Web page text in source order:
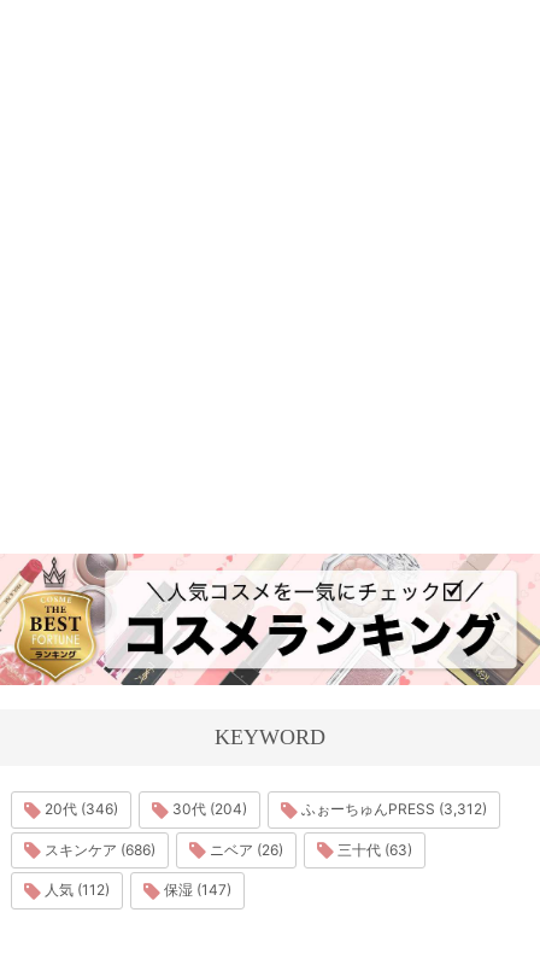
KEYWORD
20代 (346) 30代 (204) ふぉーちゅんPRESS (3,312)
スキンケア (686) ニベア (26) 三十代 (63)
人気 (112) 保湿 (147)